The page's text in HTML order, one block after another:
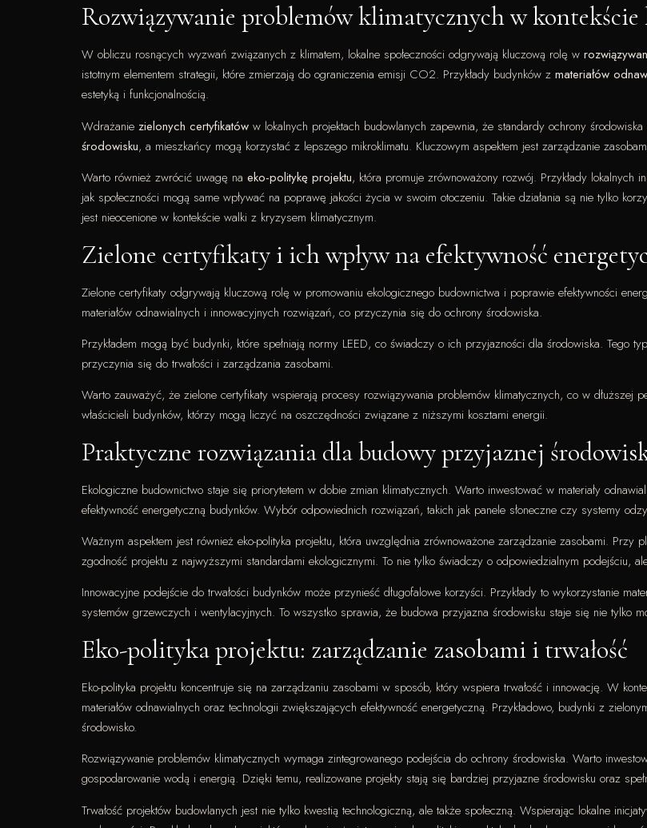
Rozwiązywanie problemów klimatycznych w
W obliczu rosnących wyzwań związanych z klimatem, lokalne społeczności odgrywają kluczową rolę w
istotnym elementem strategii, które zmierzają do ograniczenia emisji CO2. Przykłady budynków z materiałów
estetyką i funkcjonalnością.
Wdrażanie zielonych certyfikatów w lokalnych projektach budowlanych zapewnia, że standardy ochrony
środowisku, a mieszkańcy mogą korzystać z lepszego mikroklimatu. Kluczowym aspektem jest zarządzanie
Warto również zwrócić uwagę na eko-politykę projektu, która promuje zrównoważony rozwój. Przykłady
jak społeczności mogą same wpływać na poprawę jakości życia w swoim otoczeniu. Takie działania są nie tylko
jest nieocenione w kontekście walki z kryzysem klimatycznym.
Zielone certyfikaty i ich wpływ na efektywność
Zielone certyfikaty odgrywają kluczową rolę w promowaniu ekologicznego budownictwa i poprawie efektywności
materiałów odnawialnych i innowacyjnych rozwiązań, co przyczynia się do ochrony środowiska.
Przykładem mogą być budynki, które spełniają normy LEED, co świadczy o ich przyjazności dla środowiska. Tego
przyczynia się do trwałości i zarządzania zasobami.
Warto zauważyć, że zielone certyfikaty wspierają procesy rozwiązywania problemów klimatycznych, co w dłuższej
właścicieli budynków, którzy mogą liczyć na oszczędności związane z niższymi kosztami energii.
Praktyczne rozwiązania dla budowy przyjaznej
Ekologiczne budownictwo staje się priorytetem w dobie zmian klimatycznych. Warto inwestować w materiały
efektywność energetyczną budynków. Wybór odpowiednich rozwiązań, takich jak panele słoneczne czy systemy
Ważnym aspektem jest również eko-polityka projektu, która uwzględnia zrównoważone zarządzanie zasobami. Przy
zgodność projektu z najwyższymi standardami ekologicznymi. To nie tylko świadczy o odpowiedzialnym podejściu,
Innowacyjne podejście do trwałości budynków może przynieść długofalowe korzyści. Przykłady to wykorzystanie
systemów grzewczych i wentylacyjnych. To wszystko sprawia, że budowa przyjazna środowisku staje się nie tylko
Eko-polityka projektu: zarządzanie zasobami i trwałość
Eko-polityka projektu koncentruje się na zarządzaniu zasobami w sposób, który wspiera trwałość i innowację. W
materiałów odnawialnych oraz technologii zwiększających efektywność energetyczną. Przykładowo, budynki z
środowisko.
Rozwiązywanie problemów klimatycznych wymaga zintegrowanego podejścia do ochrony środowiska. Warto
gospodarowanie wodą i energią. Dzięki temu, realizowane projekty stają się bardziej przyjazne środowisku oraz
Trwałość projektów budowlanych jest nie tylko kwestią technologiczną, ale także społeczną. Wspierając lokalne